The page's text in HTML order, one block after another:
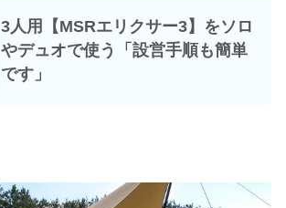
3人用【MSRエリクサー3】をソロ
やデュオで使う「設営手順も簡単
です」